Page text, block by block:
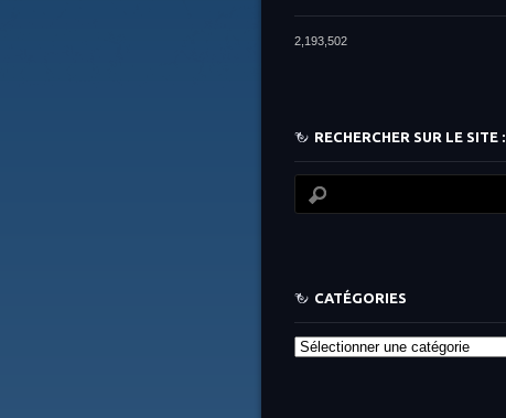
2,193,502
RECHERCHER SUR LE SITE :
CATÉGORIES
Catégories